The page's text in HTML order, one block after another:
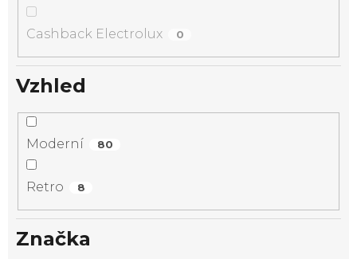
Cashback Electrolux 0
Vzhled
Moderní 80
Retro 8
Značka